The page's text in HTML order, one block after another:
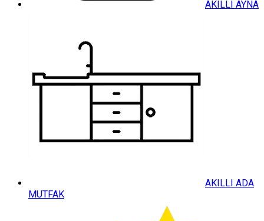
AKILLI AYNA
AKILLI ADA
MUTFAK